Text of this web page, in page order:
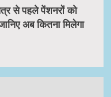
से पहले पेंशनरों को
अब कितना मिलेगा